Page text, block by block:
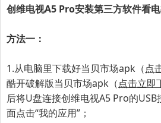
创维电视A5 Pro安装第三方软件看
方法一：
1.从电脑里下载好当贝市场apk（点
酷开破解版当贝市场apk（点击立即
后将U盘连接创维电视A5 Pro的USB
面点击“我的应用”；